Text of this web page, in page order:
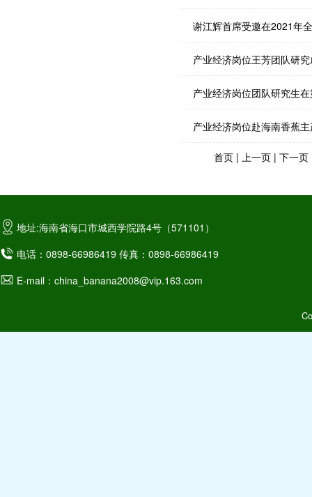
谢江辉首席受邀在2021年
产业经济岗位王芳团队研
产业经济岗位团队研究生
产业经济岗位赴海南香蕉
首页| 上一页| 下一页
地址:海南省海口市城西学院路4号（571101）
电话：0898-66986419 传真：0898-66986419
E-mail：china_banana2008@vip.163.com